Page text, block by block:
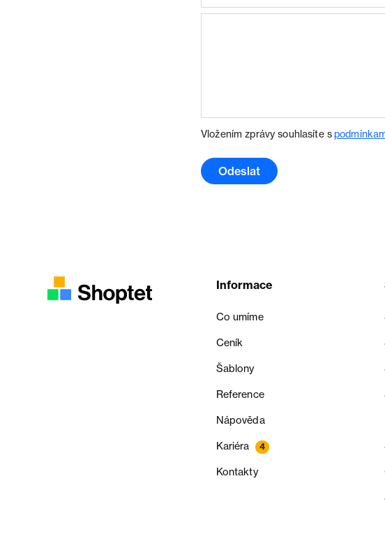
Vložením zprávy souhlasíte s
Odeslat
Informace
Co umíme
Ceník
Šablony
Reference
Nápověda
Kariéra 4
Kontakty